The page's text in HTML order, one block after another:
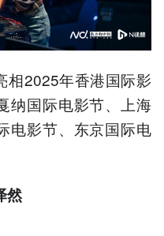
相2025年香港国际影
纳国际电影节、上海
电影节、东京国际电
然